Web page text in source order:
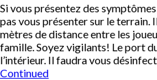
Si vous présentez des
pas vous présenter sur le
mètres de distance entre les
famille. Soyez vigilants! Le port
l’intérieur. Il faudra vous
Continued